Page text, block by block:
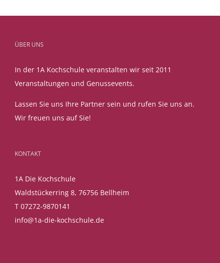
ÜBER UNS
In der 1A Kochschule veranstalten wir seit 2011
Veranstaltungen und Genussevents.
Lassen Sie uns Ihre Partner sein und rufen Sie uns an.
Wir freuen uns auf Sie!
KONTAKT
1A Die Kochschule
Waldstückerring 8, 76756 Bellheim
T 07272-9870141
info@1a-die-kochschule.de